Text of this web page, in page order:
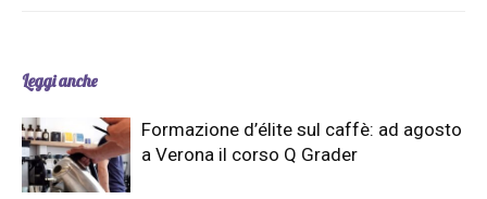
Leggi anche
Formazione d’élite sul caffè: ad agosto
a Verona il corso Q Grader